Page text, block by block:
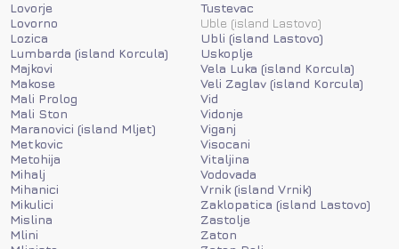
Lovorje
Lovorno
Lozica
Lumbarda (island Korcula)
Majkovi
Makose
Mali Prolog
Mali Ston
Maranovici (island Mljet)
Metkovic
Metohija
Mihalj
Mihanici
Mikulici
Mislina
Mlini
Tustevac
Uble (island Lastovo)
Ubli (island Lastovo)
Uskoplje
Vela Luka (island Korcula)
Veli Zaglav (island Korcula)
Vid
Vidonje
Viganj
Visocani
Vitaljina
Vodovada
Vrnik (island Vrnik)
Zaklopatica (island Lastovo)
Zastolje
Zaton